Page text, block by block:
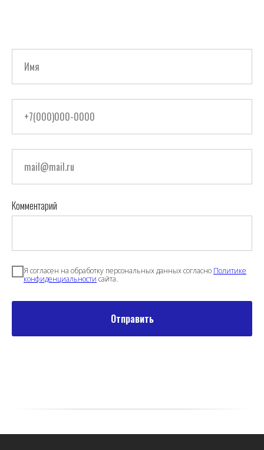
Комментарий
Я согласен на обработку персональных данных согласно Политике
конфиденциальности сайта.
Отправить